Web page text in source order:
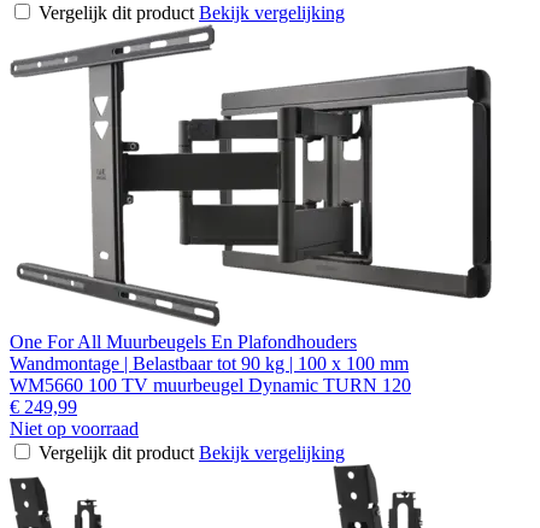
Vergelijk dit product Bekijk vergelijking
One For All Muurbeugels En Plafondhouders
Wandmontage | Belastbaar tot 90 kg | 100 x 100 mm
WM5660 100 TV muurbeugel Dynamic TURN 120
€ 249,99
Niet op voorraad
Vergelijk dit product Bekijk vergelijking